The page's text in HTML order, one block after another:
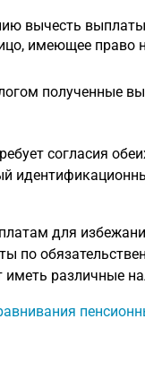
вычесть
имеющее право
полученные
согласия
для
по
различные